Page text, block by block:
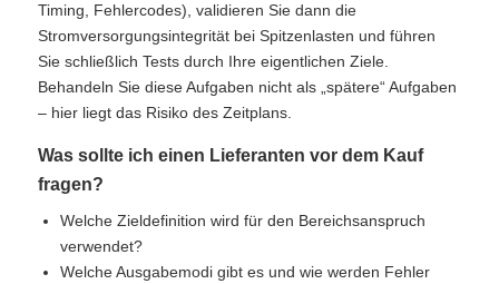
Timing, Fehlercodes), validieren Sie dann die
Stromversorgungsintegrität bei Spitzenlasten und führen
Sie schließlich Tests durch Ihre eigentlichen Ziele.
Behandeln Sie diese Aufgaben nicht als „spätere“ Aufgaben
– hier liegt das Risiko des Zeitplans.
Was sollte ich einen Lieferanten vor dem Kauf
fragen?
Welche Zieldefinition wird für den Bereichsanspruch
verwendet?
Welche Ausgabemodi gibt es und wie werden Fehler